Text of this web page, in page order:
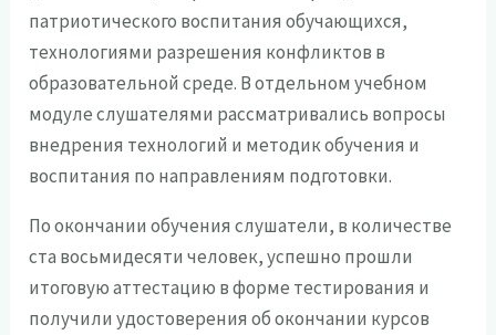
патриотического воспитания обучающихся,
технологиями разрешения конфликтов в
образовательной среде. В отдельном учебном
модуле слушателями рассматривались вопросы
внедрения технологий и методик обучения и
воспитания по направлениям подготовки.
По окончании обучения слушатели, в количестве
ста восьмидесяти человек, успешно прошли
итоговую аттестацию в форме тестирования и
получили удостоверения об окончании курсов